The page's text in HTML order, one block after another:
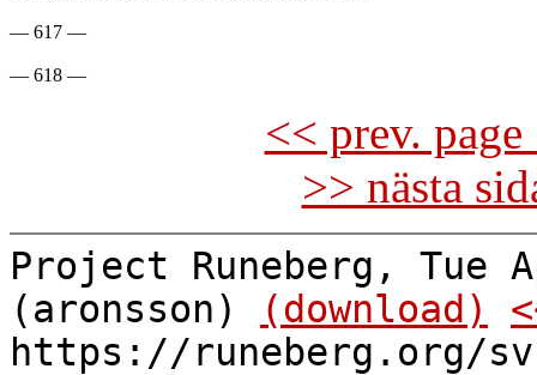
— 617 —
<< prev.
>> nästa
Project Runeberg, Tue
(aronsson)
(download)
https://runeberg.org/